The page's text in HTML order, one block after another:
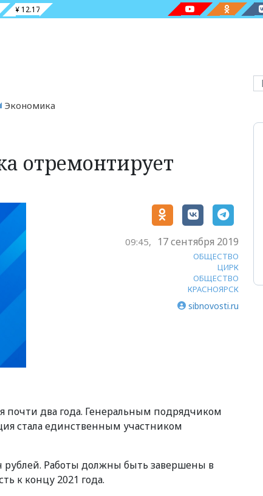
¥ 12.17
Экономика
отремонтирует
09:45, 17 сентября 2019
ОБЩЕСТВО
ЦИРК
ОБЩЕСТВО
КРАСНОЯРСК
sibnovosti.ru
почти два года. Генеральным подрядчиком
стала единственным участником
рублей. Работы должны быть завершены в
к концу 2021 года.